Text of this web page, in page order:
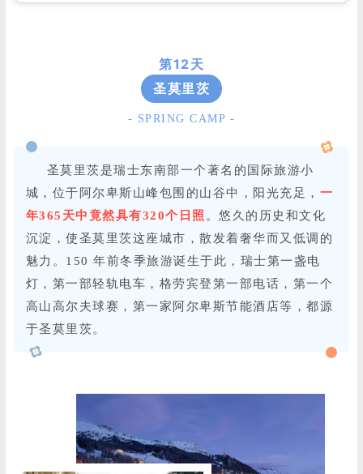
第12天
圣莫里茨
- SPRING CAMP -
圣莫里茨是瑞士东南部一个著名的国际旅游小
城，位于阿尔卑斯山峰包围的山谷中，阳光充足， 一
年365天中竟然具有320个日照 。悠久的历史和文化
沉淀，使圣莫里茨这座城市，散发着奢华而又低调的
魅力。150 年前冬季旅游诞生于此，瑞士第一盏电
灯，第一部轻轨电车，格劳宾登第一部电话，第一个
高山高尔夫球赛，第一家阿尔卑斯节能酒店等，都源
于圣莫里茨。